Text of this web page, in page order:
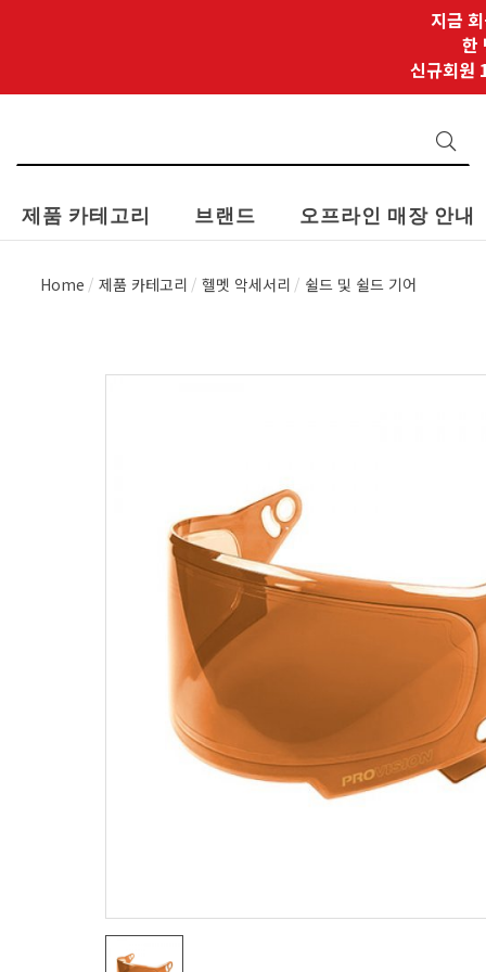
지금
한
신규회원
제품 카테고리 브랜드 오프라인 매장 안내
Home 제품 카테고리 헬멧 악세서리 쉴드 및 쉴드 기어